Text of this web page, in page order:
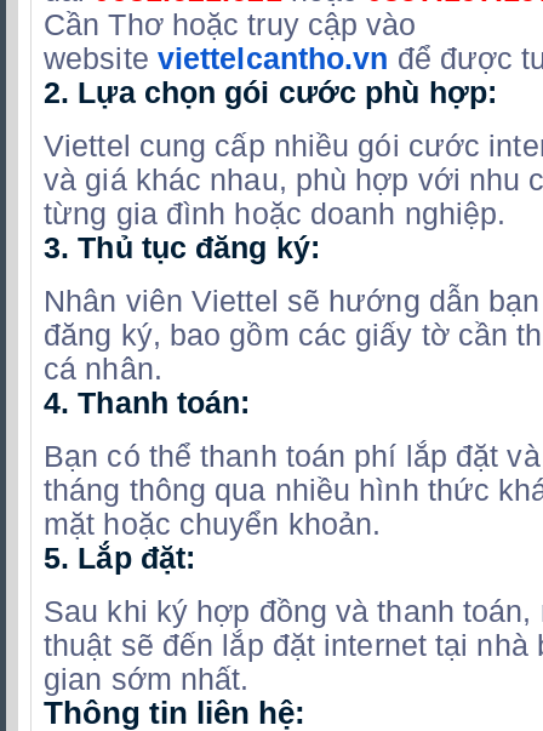
Cần Thơ hoặc truy cập vào
website viettelcantho.vn để được
2. Lựa chọn gói cước phù hợp:
Viettel cung cấp nhiều gói cước
và giá khác nhau, phù hợp với nhu
từng gia đình hoặc doanh nghiệp.
3.Thủ tục đăng ký:
Nhân viên Viettel sẽ hướng dẫn
đăng ký, bao gồm các giấy tờ cần
cá nhân.
4.Thanh toán:
Bạn có thể thanh toán phí lắp đặt
tháng thông qua nhiều hình thức
mặt hoặc chuyển khoản.
5. Lắp đặt:
Sau khi ký hợp đồng và thanh toán,
thuật sẽ đến lắp đặt internet tại nhà
gian sớm nhất.
Thông tin liên hệ: